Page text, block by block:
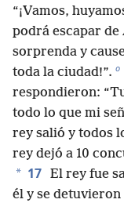
“¡Vamos,
podrá escapar de
sorprenda y
toda la ciudad!”. o
respondieron:
todo lo que mi
rey salió y todos
rey dejó a 10
* 17 El rey fue
él y se detuvieron